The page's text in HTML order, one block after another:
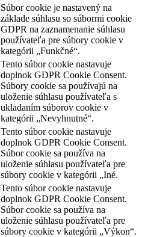
Súbor cookie je nastavený na
základe súhlasu so súbormi cookie
GDPR na zaznamenanie súhlasu
používateľa pre súbory cookie v
kategórii „Funkčné“.
Tento súbor cookie nastavuje
doplnok GDPR Cookie Consent.
Súbory cookie sa používajú na
uloženie súhlasu používateľa s
ukladaním súborov cookie v
kategórii „Nevyhnutné“.
Tento súbor cookie nastavuje
doplnok GDPR Cookie Consent.
Súbor cookie sa používa na
uloženie súhlasu používateľa pre
súbory cookie v kategórii „Iné.
Tento súbor cookie nastavuje
doplnok GDPR Cookie Consent.
Súbor cookie sa používa na
uloženie súhlasu používateľa pre
súbory cookie v kategórii „Výkon“.